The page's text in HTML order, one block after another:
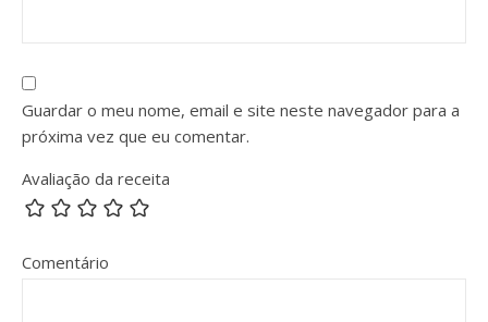
Guardar o meu nome, email e site neste navegador para a
próxima vez que eu comentar.
Avaliação da receita
Comentário